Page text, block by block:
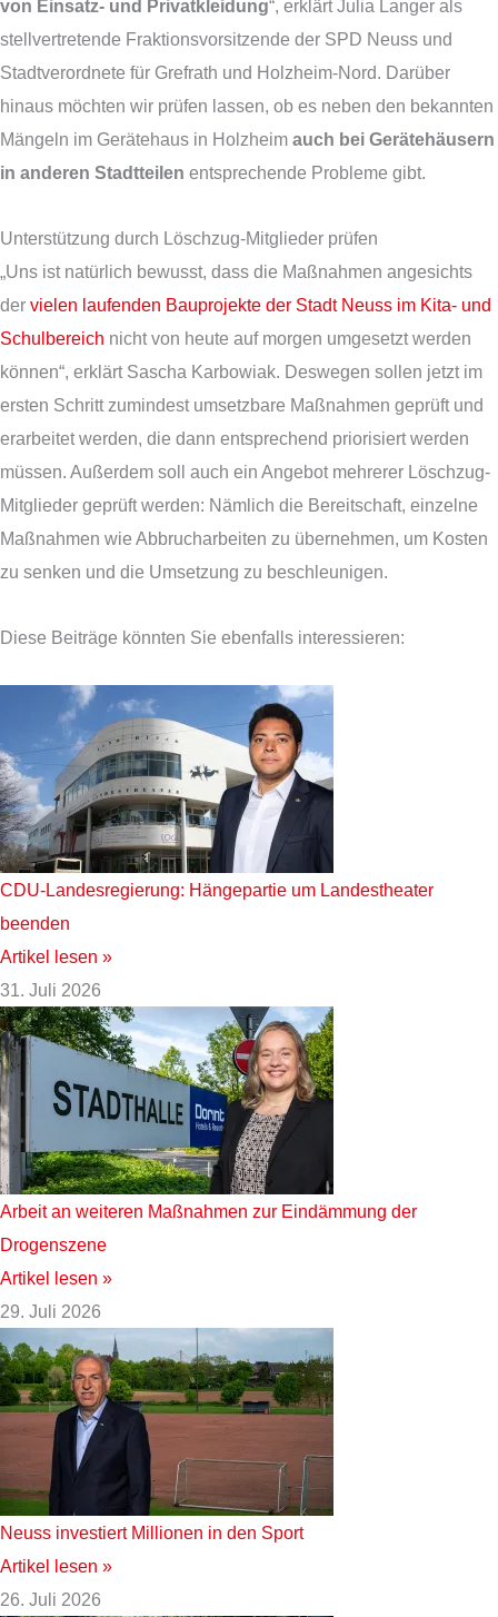
von Einsatz- und Privatkleidung“, erklärt Julia Langer als
stellvertretende Fraktionsvorsitzende der SPD Neuss und
Stadtverordnete für Grefrath und Holzheim-Nord. Darüber
hinaus möchten wir prüfen lassen, ob es neben den bekannten
Mängeln im Gerätehaus in Holzheim auch bei Gerätehäusern
in anderen Stadtteilen entsprechende Probleme gibt.
Unterstützung durch Löschzug-Mitglieder prüfen
„Uns ist natürlich bewusst, dass die Maßnahmen angesichts
der vielen laufenden Bauprojekte der Stadt Neuss im Kita- und
Schulbereich nicht von heute auf morgen umgesetzt werden
können“, erklärt Sascha Karbowiak. Deswegen sollen jetzt im
ersten Schritt zumindest umsetzbare Maßnahmen geprüft und
erarbeitet werden, die dann entsprechend priorisiert werden
müssen. Außerdem soll auch ein Angebot mehrerer Löschzug-
Mitglieder geprüft werden: Nämlich die Bereitschaft, einzelne
Maßnahmen wie Abbrucharbeiten zu übernehmen, um Kosten
zu senken und die Umsetzung zu beschleunigen.
Diese Beiträge könnten Sie ebenfalls interessieren:
CDU-Landesregierung: Hängepartie um Landestheater
beenden
Artikel lesen »
31. Juli 2026
Arbeit an weiteren Maßnahmen zur Eindämmung der
Drogenszene
Artikel lesen »
29. Juli 2026
Neuss investiert Millionen in den Sport
Artikel lesen »
26. Juli 2026